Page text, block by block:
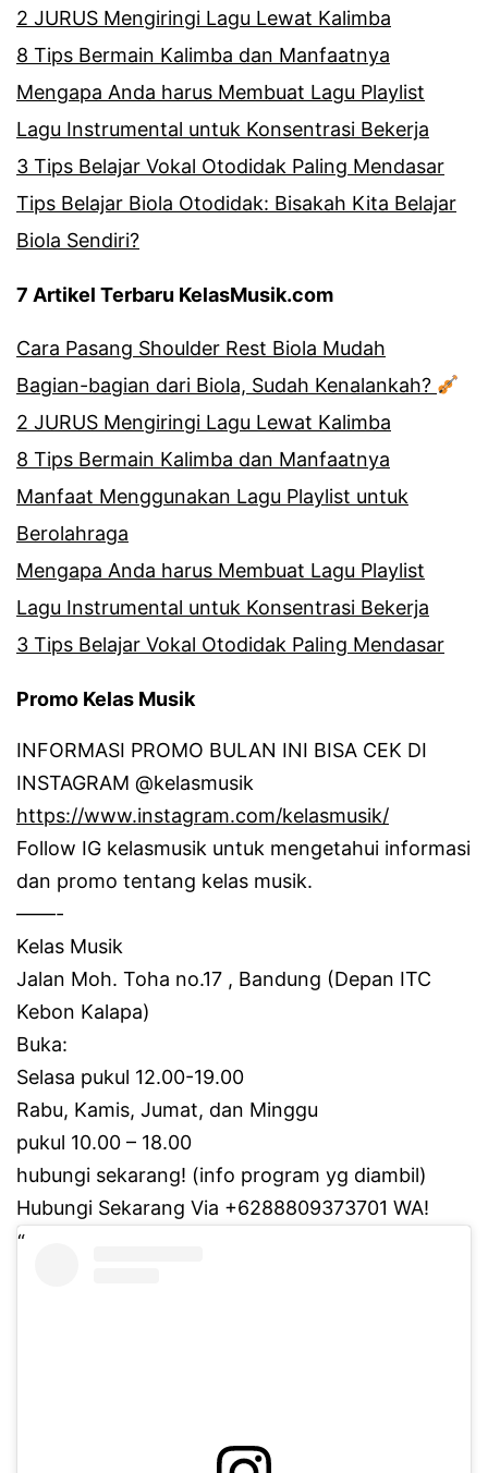
2 JURUS Mengiringi Lagu Lewat Kalimba
8 Tips Bermain Kalimba dan Manfaatnya
Mengapa Anda harus Membuat Lagu Playlist
Lagu Instrumental untuk Konsentrasi Bekerja
3 Tips Belajar Vokal Otodidak Paling Mendasar
Tips Belajar Biola Otodidak: Bisakah Kita Belajar
Biola Sendiri?
7 Artikel Terbaru KelasMusik.com
Cara Pasang Shoulder Rest Biola Mudah
Bagian-bagian dari Biola, Sudah Kenalankah?
2 JURUS Mengiringi Lagu Lewat Kalimba
8 Tips Bermain Kalimba dan Manfaatnya
Manfaat Menggunakan Lagu Playlist untuk
Berolahraga
Mengapa Anda harus Membuat Lagu Playlist
Lagu Instrumental untuk Konsentrasi Bekerja
3 Tips Belajar Vokal Otodidak Paling Mendasar
Promo Kelas Musik
INFORMASI PROMO BULAN INI BISA CEK DI
INSTAGRAM @kelasmusik
https://www.instagram.com/kelasmusik/
Follow IG kelasmusik untuk mengetahui informasi
dan promo tentang kelas musik.
——-
Kelas Musik
Jalan Moh. Toha no.17 , Bandung (Depan ITC
Kebon Kalapa)
Buka:
Selasa pukul 12.00-19.00
Rabu, Kamis, Jumat, dan Minggu
pukul 10.00 – 18.00
hubungi sekarang! (info program yg diambil)
Hubungi Sekarang Via +6288809373701 WA!